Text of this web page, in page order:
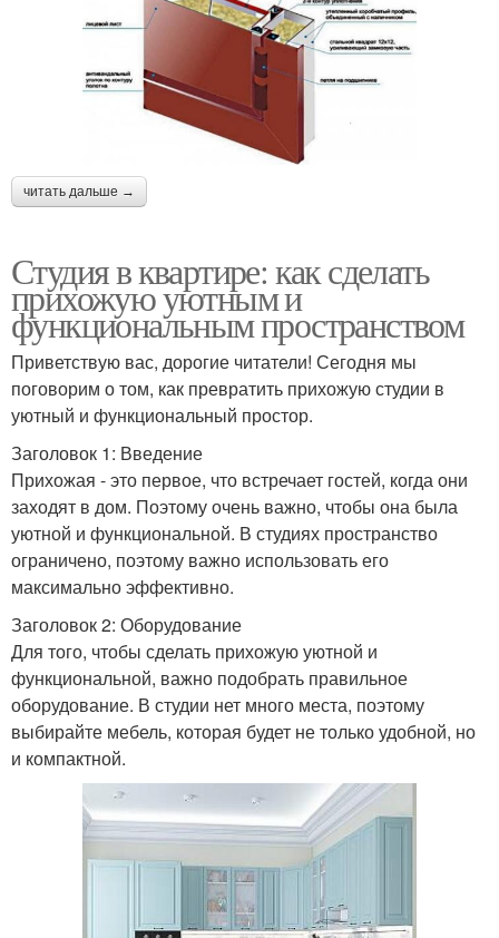
читать дальше →
Студия в квартире: как сделать
прихожую уютным и
функциональным пространством
Приветствую вас, дорогие читатели! Сегодня мы
поговорим о том, как превратить прихожую студии в
уютный и функциональный простор.
Заголовок 1: Введение
Прихожая - это первое, что встречает гостей, когда они
заходят в дом. Поэтому очень важно, чтобы она была
уютной и функциональной. В студиях пространство
ограничено, поэтому важно использовать его
максимально эффективно.
Заголовок 2: Оборудование
Для того, чтобы сделать прихожую уютной и
функциональной, важно подобрать правильное
оборудование. В студии нет много места, поэтому
выбирайте мебель, которая будет не только удобной, но
и компактной.